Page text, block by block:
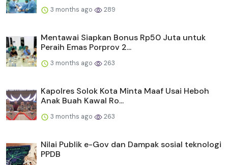
3 months ago 289
Mentawai Siapkan Bonus Rp50 Juta untuk
Peraih Emas Porprov 2...
3 months ago 263
Kapolres Solok Kota Minta Maaf Usai Heboh
Anak Buah Kawal Ro...
3 months ago 263
Nilai Publik e-Gov dan Dampak sosial teknologi
PPDB